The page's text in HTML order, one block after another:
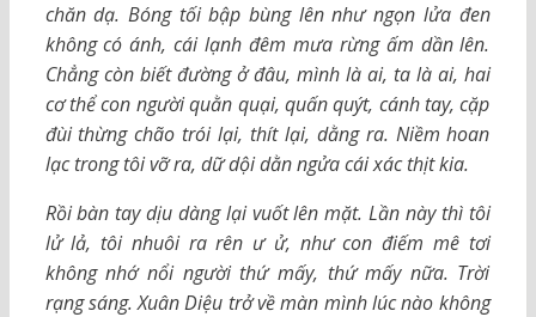
chăn dạ. Bóng tối bập bùng lên như ngọn lửa đen
không có ánh, cái lạnh đêm mưa rừng ấm dần lên.
Chẳng còn biết đường ở đâu, mình là ai, ta là ai, hai
cơ thể con người quằn quại, quấn quýt, cánh tay, cặp
đùi thừng chão trói lại, thít lại, dằng ra. Niềm hoan
lạc trong tôi vỡ ra, dữ dội dằn ngửa cái xác thịt kia.
Rồi bàn tay dịu dàng lại vuốt lên mặt. Lần này thì tôi
lử lả, tôi nhuôi ra rên ư ử, như con điếm mê tơi
không nhớ nổi người thứ mấy, thứ mấy nữa. Trời
rạng sáng. Xuân Diệu trở về màn mình lúc nào không